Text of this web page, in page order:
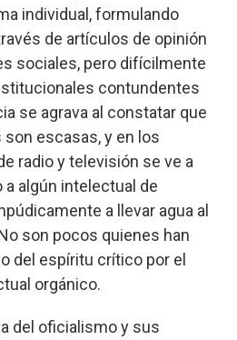
individual, formulando
de artículos de opinión
sociales, pero difícilmente
contundentes
se agrava al constatar que
escasas, y en los
radio y televisión se ve a
algún intelectual de
a llevar agua al
son pocos quienes han
del espíritu crítico por el
orgánico.
del oficialismo y sus